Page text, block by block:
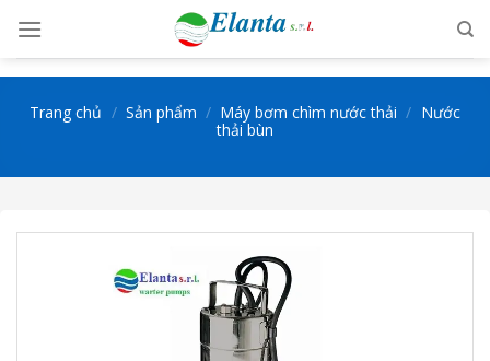
content
Trang chủ / Sản phẩm / Máy bơm chìm nước thải / Nước
thải bùn